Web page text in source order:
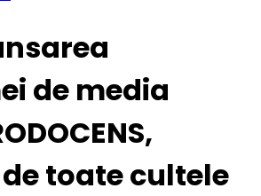
de media
toate cultele